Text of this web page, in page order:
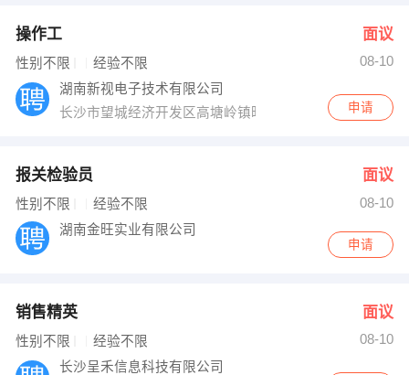
操作工 面议
性别不限 经验不限
08-10
湖南新视电子技术有限公司
长沙市望城经济开发区高塘岭镇旺旺西路10号
申请
报关检验员 面议
性别不限 经验不限
08-10
湖南金旺实业有限公司
申请
销售精英 面议
性别不限 经验不限
08-10
长沙呈禾信息科技有限公司